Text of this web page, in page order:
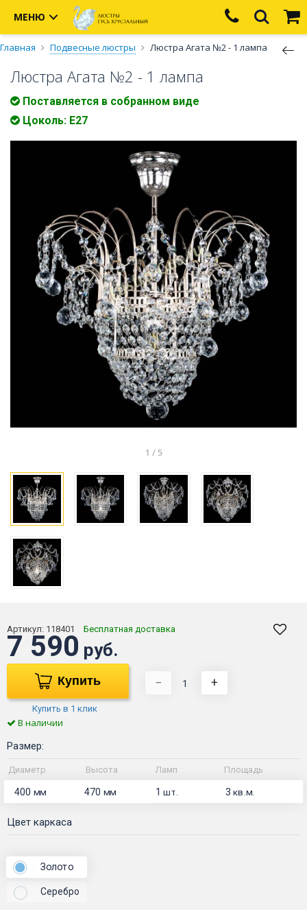
МЕНЮ
Главная Подвесные люстры Люстра Агата №2 - 1 лампа
Люстра Агата №2 - 1 лампа
Поставляется в собранном виде
Цоколь: Е27
1 /5
Артикул: 118401 Бесплатная доставка
7 590 руб.
Купить
Купить в 1 клик
− +
В наличии
Размер:
Диаметр Высота Ламп Площадь
400 мм 470 мм 1шт. 3кв.м.
Цвет каркаса
Золото
Серебро